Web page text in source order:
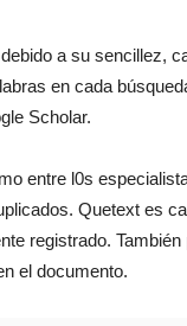
a su sencillez,
en cada
Scholar.
entre l0s
Quetext es
registrado.
el documento.